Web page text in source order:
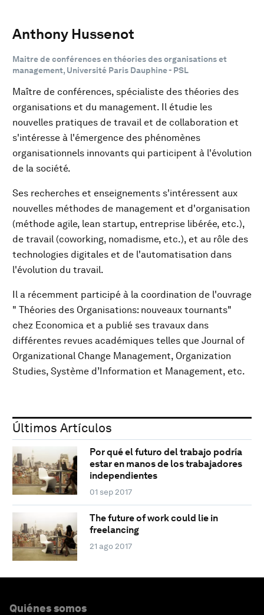
Anthony Hussenot
Maitre de conférences en théories des organisations et
management, Université Paris Dauphine - PSL
Maître de conférences, spécialiste des théories des
organisations et du management. Il étudie les
nouvelles pratiques de travail et de collaboration et
s'intéresse à l'émergence des phénomènes
organisationnels innovants qui participent à l'évolution
de la société.
Ses recherches et enseignements s'intéressent aux
nouvelles méthodes de management et d'organisation
(méthode agile, lean startup, entreprise libérée, etc.),
de travail (coworking, nomadisme, etc.), et au rôle des
technologies digitales et de l'automatisation dans
l'évolution du travail.
Il a récemment participé à la coordination de l'ouvrage
" Théories des Organisations: nouveaux tournants"
chez Economica et a publié ses travaux dans
différentes revues académiques telles que Journal of
Organizational Change Management, Organization
Studies, Système d’Information et Management, etc.
Últimos Artículos
Por qué el futuro del trabajo podría
estar en manos de los trabajadores
independientes
01 sep 2017
The future of work could lie in
freelancing
21 ago 2017
Quiénes somos